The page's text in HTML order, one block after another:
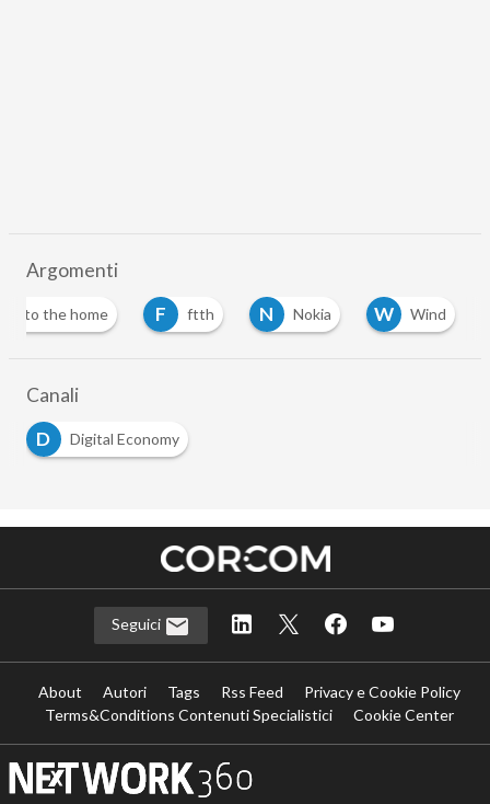
Argomenti
to the home F ftth N Nokia W Wind
Canali
D
Digital Economy
Seguici
About Autori Tags Rss Feed
Privacy e Cookie Policy
Terms&Conditions Contenuti Specialistici
Cookie Center